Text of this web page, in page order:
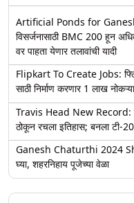
Artificial Ponds for
विसर्जनासाठी BMC 200 हून
वर पाहता येणार तलावांची यादी
Flipkart To Create Jobs:
साठी निर्माण करणार 1 लाख
Travis Head New Record:
ठोकून रचला इतिहास; बनला टी-
Ganesh Chaturthi 2024
घ्या, शहरनिहाय पूजेच्या वेळा